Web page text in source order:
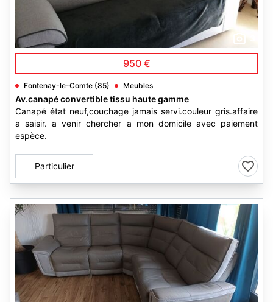
950 €
Fontenay-le-Comte (85) Meubles
Av.canapé convertible tissu haute gamme
Canapé état neuf,couchage jamais servi.couleur gris.affaire
a saisir. a venir chercher a mon domicile avec paiement
espèce.
Particulier